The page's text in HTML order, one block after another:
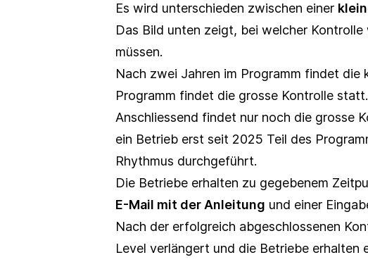
Es wird unterschieden zwischen einer
Das Bild unten zeigt, bei welcher
müssen.
Nach zwei Jahren im Programm findet
Programm findet die grosse Kontrolle statt.
Anschliessend findet nur noch die grosse
ein Betrieb erst seit 2025 Teil des
Rhythmus durchgeführt.
Die Betriebe erhalten zu gegebenem
E-Mail mit der Anleitung und einer
Nach der erfolgreich abgeschlossenen
Level verlängert und die Betriebe